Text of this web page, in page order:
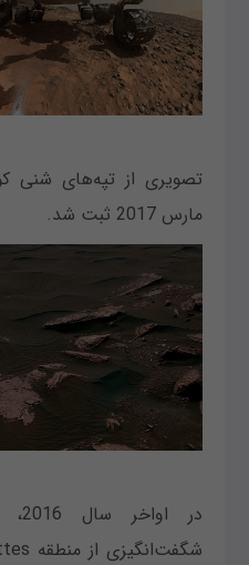
تصویری از تپه‌های شنی
مارس 2017 ثبت شد.
در